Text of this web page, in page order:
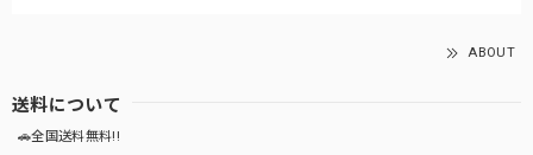
ABOUT
送料について
🚗全国送料無料!!